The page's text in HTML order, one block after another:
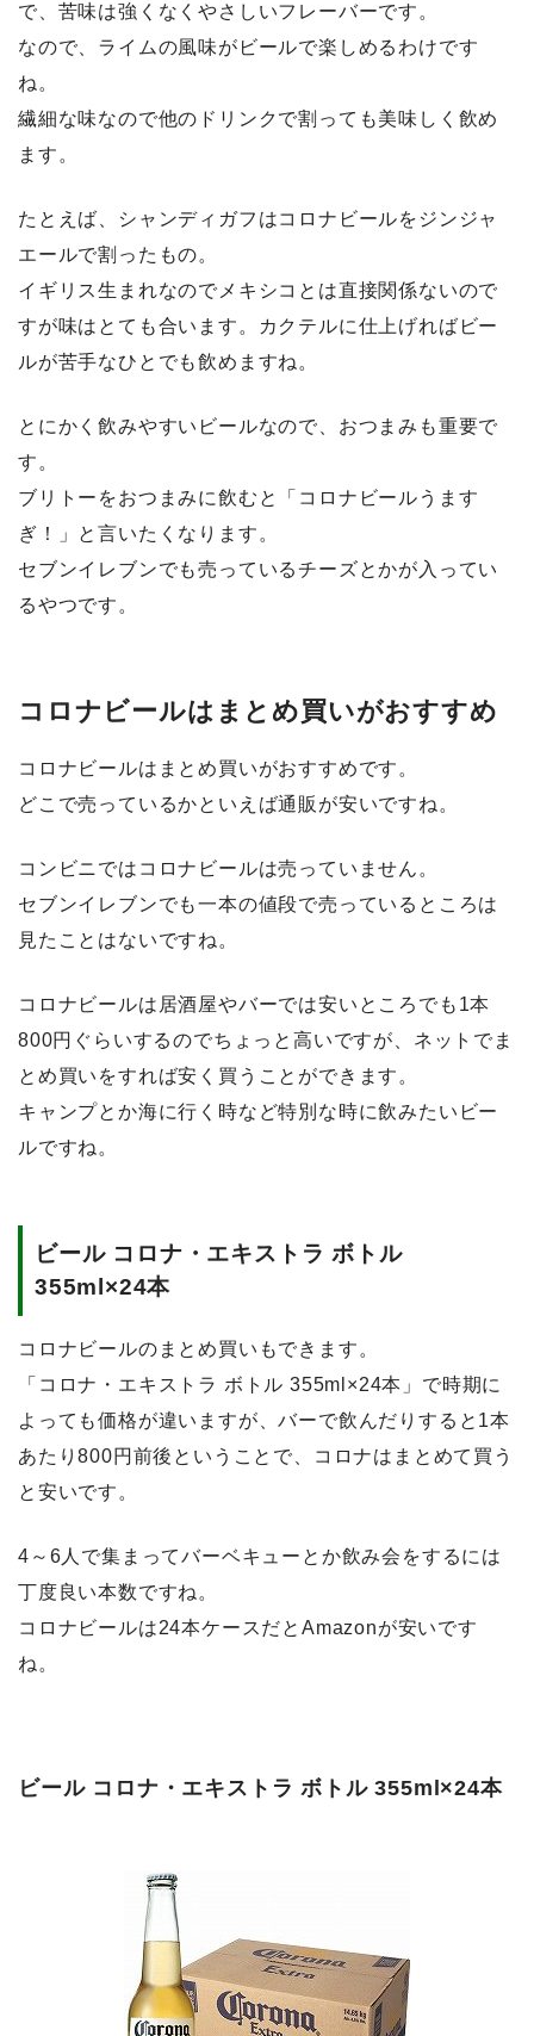
で、苦味は強くなくやさしいフレーバーです。
なので、ライムの風味がビールで楽しめるわけです
ね。
繊細な味なので他のドリンクで割っても美味しく飲め
ます。
たとえば、シャンディガフはコロナビールをジンジャ
エールで割ったもの。
イギリス生まれなのでメキシコとは直接関係ないので
すが味はとても合います。カクテルに仕上げればビー
ルが苦手なひとでも飲めますね。
とにかく飲みやすいビールなので、おつまみも重要で
す。
ブリトーをおつまみに飲むと「コロナビールうます
ぎ！」と言いたくなります。
セブンイレブンでも売っているチーズとかが入ってい
るやつです。
コロナビールはまとめ買いがおすすめ
コロナビールはまとめ買いがおすすめです。
どこで売っているかといえば通販が安いですね。
コンビニではコロナビールは売っていません。
セブンイレブンでも一本の値段で売っているところは
見たことはないですね。
コロナビールは居酒屋やバーでは安いところでも1本
800円ぐらいするのでちょっと高いですが、ネットでま
とめ買いをすれば安く買うことができます。
キャンプとか海に行く時など特別な時に飲みたいビー
ルですね。
ビール コロナ・エキストラ ボトル
355ml×24本
コロナビールのまとめ買いもできます。
「コロナ・エキストラ ボトル 355ml×24本」で時期に
よっても価格が違いますが、バーで飲んだりすると1本
あたり800円前後ということで、
コロナはまとめて買う
と安いです。
4～6人で集まってバーベキューとか飲み会をするには
丁度良い本数ですね。
コロナビールは24本ケースだとAmazonが安いです
ね。
ビール コロナ・エキストラ ボトル 355ml×24本